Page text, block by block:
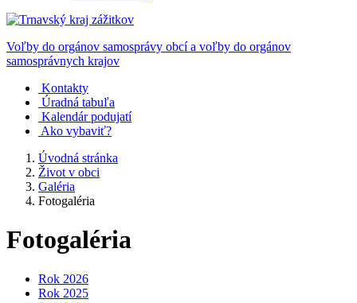
Voľby do orgánov samosprávy obcí a voľby do orgánov
samosprávnych krajov
Kontakty
Úradná tabuľa
Kalendár podujatí
Ako vybaviť?
Úvodná stránka
Život v obci
Galéria
Fotogaléria
Fotogaléria
Rok 2026
Rok 2025